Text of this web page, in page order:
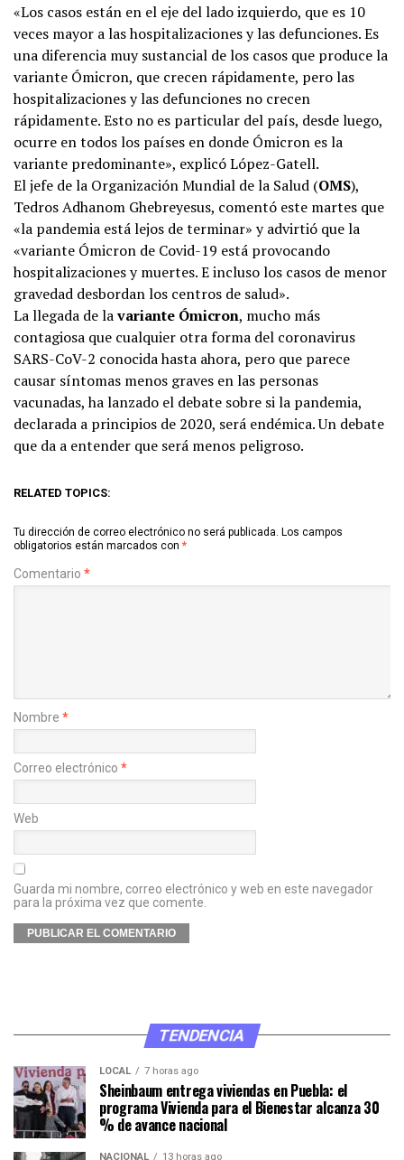
«Los casos están en el eje del lado izquierdo, que es 10
veces mayor a las hospitalizaciones y las defunciones. Es
una diferencia muy sustancial de los casos que produce la
variante Ómicron, que crecen rápidamente, pero las
hospitalizaciones y las defunciones no crecen
rápidamente. Esto no es particular del país, desde luego,
ocurre en todos los países en donde Ómicron es la
variante predominante», explicó López-Gatell.
El jefe de la Organización Mundial de la Salud (OMS),
Tedros Adhanom Ghebreyesus, comentó este martes que
«la pandemia está lejos de terminar» y advirtió que la
«variante Ómicron de Covid-19 está provocando
hospitalizaciones y muertes. E incluso los casos de menor
gravedad desbordan los centros de salud».
La llegada de lavariante Ómicron, mucho más
contagiosa que cualquier otra forma del coronavirus
SARS-CoV-2 conocida hasta ahora, pero que parece
causar síntomas menos graves en las personas
vacunadas, ha lanzado el debate sobre si la pandemia,
declarada a principios de 2020, será endémica. Un debate
que da a entender que será menos peligroso.
RELATED TOPICS:
Tu dirección de correo electrónico no será publicada. Los campos
obligatorios están marcados con *
Comentario *
Nombre *
Correo electrónico *
Web
Guarda mi nombre, correo electrónico y web en este navegador
para la próxima vez que comente.
TENDENCIA
LOCAL 7 horas ago
Sheinbaum entrega viviendas en Puebla: el
programa Vivienda para el Bienestar alcanza 30
% de avance nacional
NACIONAL 13 horas ago